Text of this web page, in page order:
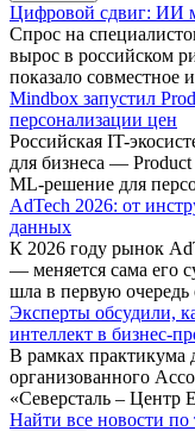
Цифровой сдвиг: ИИ
Спрос на
вырос в российском
показало
Mindbox запустил
персонализации цен
Российская IT-
для бизнеса —
ML-решение для
AdTech 2026: от
данных
К 2026 году рынок
— меняется сама его
шла в первую
Эксперты обсудили,
интеллект в бизнес-
В рамках практикума
организованного
«Северсталь –
Найти все новости по